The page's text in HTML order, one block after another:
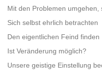
Mit den Problemen umgehen,
Sich selbst ehrlich betrachten
Den eigentlichen Feind finden
Ist Veränderung möglich?
Unsere geistige Einstellung